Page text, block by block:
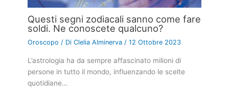
Questi segni zodiacali sanno come fare
soldi. Ne conoscete qualcuno?
Oroscopo / DiClelia Alminerva/12 Ottobre 2023
L’astrologia ha da sempre affascinato milioni di
persone in tutto il mondo, influenzando le scelte
quotidiane…